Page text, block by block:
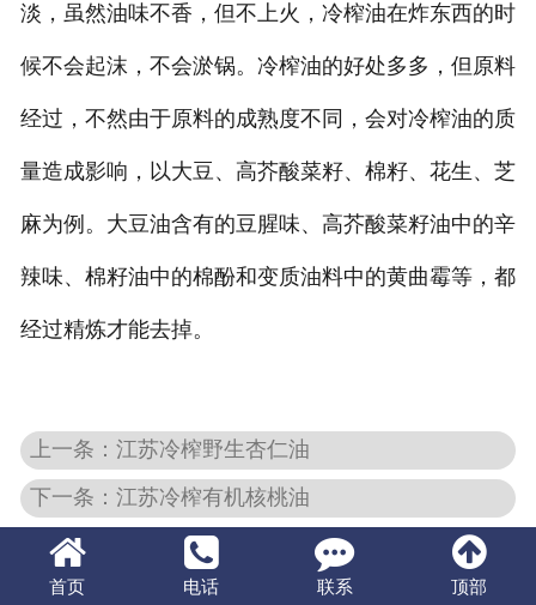
淡，虽然油味不香，但不上火，冷榨油在炸东西的时
候不会起沫，不会淤锅。冷榨油的好处多多，但原料
经过，不然由于原料的成熟度不同，会对冷榨油的质
量造成影响，以大豆、高芥酸菜籽、棉籽、花生、芝
麻为例。大豆油含有的豆腥味、高芥酸菜籽油中的辛
辣味、棉籽油中的棉酚和变质油料中的黄曲霉等，都
经过精炼才能去掉。
上一条：江苏冷榨野生杏仁油
下一条：江苏冷榨有机核桃油
首页 电话 联系 顶部